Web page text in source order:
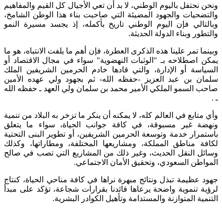
ونحن نحتفل باليوم الوطني، لا بد أن تعي الأجيال كل القيم والمفاهيم
والتضحيات والجهود المضيئة التي صاحبت بناء هذا الوطن الشامخ،
وبالتالي فإن اليوم الوطني تاريخ بأكمله، إذ يجسد مسيرة النمو
والتطور وبناء الدولة الحديثة.
وبينما تمر علينا هذه الذكرى العطرة، فإن أهم ما يلفت الانتباه، هو ما
يمكن اصطلاحه بـ "الوثبات النهضوية" سواء في مجال الاقتصاد أو
السياسة أو الإدارة، والتي قادها خادم الحرمين الشريفين الملك
سلمان بن عبد العزيز -حفظه الله- ثم بجهود ولي عهده الأمين
صاحب السمو الملكي الأمير محمد بن سلمان ولي العهد ـ حفظه الله
ـ .
وأي متابع في العالم كله، لا يمكنه أن ينكر ما تزخر به البلاد من تنمية
ونهضة غير مسبوقة، في كافة جوانب الحياة، سواء ما يتعلق
باستمرار خدمة وتوسعة الحرمين الشريفين، أو تطوير البنى التحتية
لكافة مناطق المملكة، ومشاريعها المختلفة، ومطاراتها، وكذلك
وسائل النقل الحديث، وغير ذلك من المشاريع التي تصب في صالح
المواطن السعودي، وتحقيق الأمان الاجتماعي.
جهود عظيمة تبذل ونتائج مبهرة نراها في كافة مناحي الحياة، كنتاج
لرؤية تنموية واضحة يرعاها قائدنا بقرارات شجاعة، تؤكد على مبدأ
التنمية المتوازنة والمستدامة وتأهيل الكوادر البشرية.